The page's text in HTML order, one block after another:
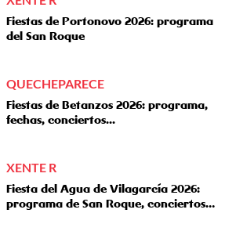
Fiestas de Portonovo 2026: programa
del San Roque
QUECHEPARECE
Fiestas de Betanzos 2026: programa,
fechas, conciertos...
XENTE R
Fiesta del Agua de Vilagarcía 2026:
programa de San Roque, conciertos…